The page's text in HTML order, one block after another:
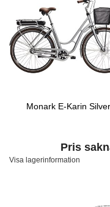
Monark E-Karin Silver
Pris
Visa lagerinformation